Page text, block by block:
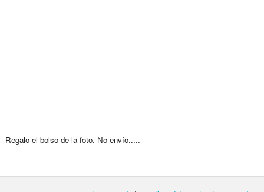
Regalo el bolso de la foto. No envío.....